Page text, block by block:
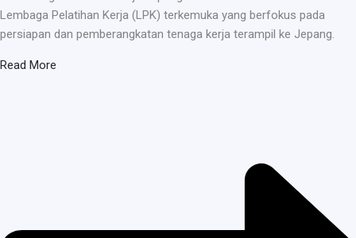
Lembaga Pelatihan Kerja (LPK) terkemuka yang berfokus pada
persiapan dan pemberangkatan tenaga kerja terampil ke Jepang.
Read More